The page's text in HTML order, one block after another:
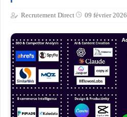
Recrutement Direct 09 février 2026